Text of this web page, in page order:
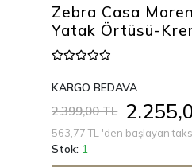
Zebra Casa
Yatak Örtüsü-
KARGO BEDAVA
2.399,00 TL
563,77 TL 'den başlayan
Stok: 1